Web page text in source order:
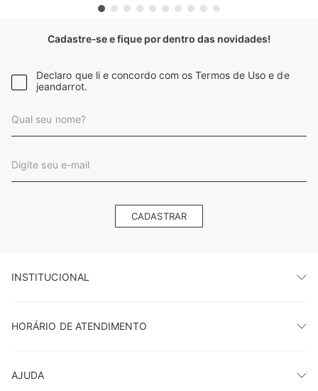
Cadastre-se e fique por dentro das novidades!
Declaro que li e concordo com os Termos de Uso e de
jeandarrot.
CADASTRAR
INSTITUCIONAL
HORÁRIO DE ATENDIMENTO
AJUDA